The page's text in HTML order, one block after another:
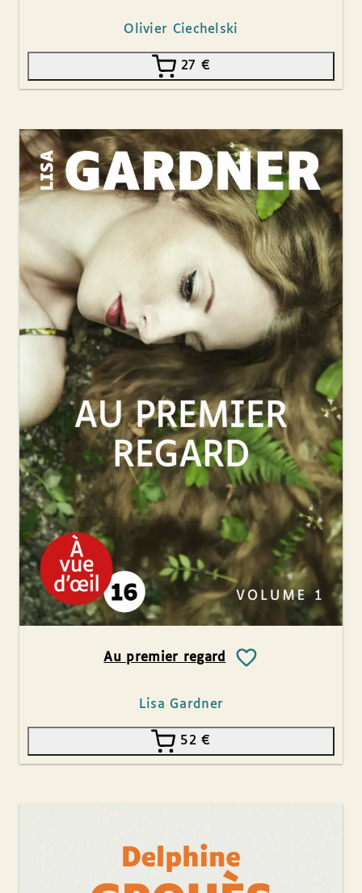
Olivier Ciechelski
27 €
Au premier regard
Lisa Gardner
52€